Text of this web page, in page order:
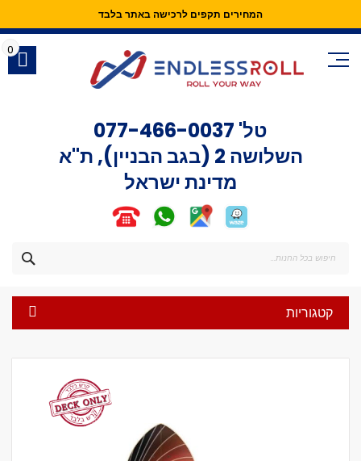
המחירים תקפים לרכישה באתר בלבד
Skip
Content
טל' 077-466-0037
השלושה 2 (בגב הבניין), ת"א
מדינת ישראל
0
קטגוריות